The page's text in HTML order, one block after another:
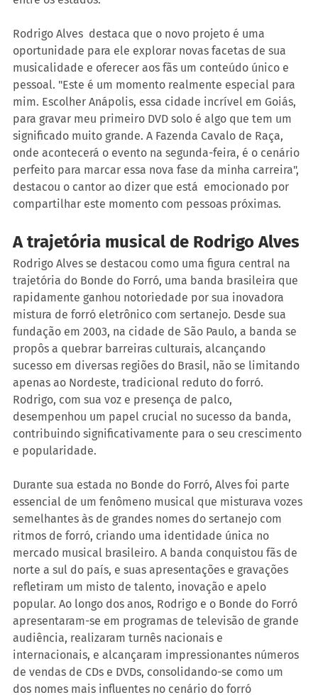
Rodrigo Alves  destaca que o novo projeto é uma
oportunidade para ele explorar novas facetas de sua
musicalidade e oferecer aos fãs um conteúdo único e
pessoal. "Este é um momento realmente especial para
mim. Escolher Anápolis, essa cidade incrível em Goiás,
para gravar meu primeiro DVD solo é algo que tem um
significado muito grande. A Fazenda Cavalo de Raça,
onde acontecerá o evento na segunda-feira, é o cenário
perfeito para marcar essa nova fase da minha carreira",
destacou o cantor ao dizer que está  emocionado por
compartilhar este momento com pessoas próximas.
A trajetória musical de Rodrigo Alves
Rodrigo Alves se destacou como uma figura central na
trajetória do Bonde do Forró, uma banda brasileira que
rapidamente ganhou notoriedade por sua inovadora
mistura de forró eletrônico com sertanejo. Desde sua
fundação em 2003, na cidade de São Paulo, a banda se
propôs a quebrar barreiras culturais, alcançando
sucesso em diversas regiões do Brasil, não se limitando
apenas ao Nordeste, tradicional reduto do forró.
Rodrigo, com sua voz e presença de palco,
desempenhou um papel crucial no sucesso da banda,
contribuindo significativamente para o seu crescimento
e popularidade.
Durante sua estada no Bonde do Forró, Alves foi parte
essencial de um fenômeno musical que misturava vozes
semelhantes às de grandes nomes do sertanejo com
ritmos de forró, criando uma identidade única no
mercado musical brasileiro. A banda conquistou fãs de
norte a sul do país, e suas apresentações e gravações
refletiram um misto de talento, inovação e apelo
popular. Ao longo dos anos, Rodrigo e o Bonde do Forró
apresentaram-se em programas de televisão de grande
audiência, realizaram turnês nacionais e
internacionais, e alcançaram impressionantes números
de vendas de CDs e DVDs, consolidando-se como um
dos nomes mais influentes no cenário do forró